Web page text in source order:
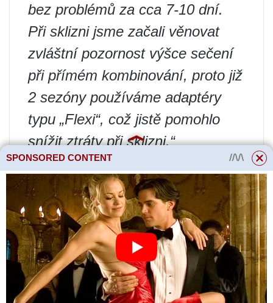
bez problémů za cca 7-10 dní.
Při sklizni jsme začali věnovat
zvláštní pozornost výšce sečení
při přímém kombinování, proto již
2 sezóny používáme adaptéry
typu „Flexi“, což jistě pomohlo
snížit ztráty při sklizni.“
Diskusi na toto téma si můžete
přečíst na odkazu.
Další zdroje:
1.D. Spaar “Luštěniny obilí”, 2014
SPONSORED CONTENT